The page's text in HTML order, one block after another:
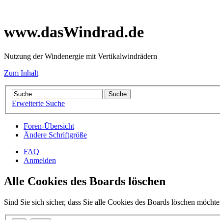
www.dasWindrad.de
Nutzung der Windenergie mit Vertikalwindrädern
Zum Inhalt
Erweiterte Suche
Foren-Übersicht
Ändere Schriftgröße
FAQ
Anmelden
Alle Cookies des Boards löschen
Sind Sie sich sicher, dass Sie alle Cookies des Boards löschen